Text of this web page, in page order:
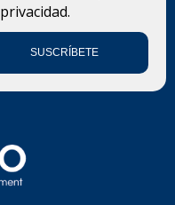
SUSCRÍBETE